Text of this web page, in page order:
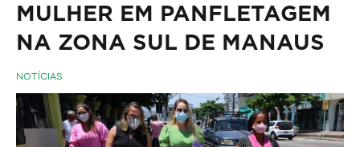
MULHER EM PANFLETAGEM
NA ZONA SUL DE MANAUS
NOTÍCIAS